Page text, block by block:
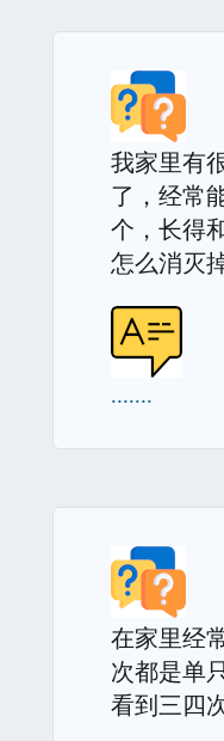
我家里有
了，经常
个，长得
怎么消灭
.......
在家里经
次都是单
看到三四